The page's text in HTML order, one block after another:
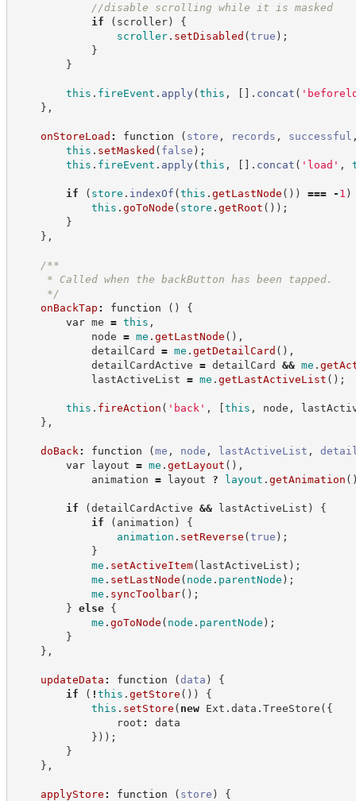
//disable scrolling while it is masked
if
( scroller)
{
scroller. setDisabled (true ) ;
}
}
this . fireEvent . apply (this , [ ] . concat ( '
} ,
onStoreLoad : function ( store , records , successful
this . setMasked ( false ) ;
this . fireEvent . apply (this , [ ] . concat ( ' load ' ,
if ( store . indexOf (this . getLastNode ( ) ) === - 1 )
this . goToNode ( store . getRoot ( ) ) ;
}
} ,
/**
* Called when the backButton has been tapped.
*/
onBackTap : function ( )
{
var me = this ,
node = me . getLastNode ( ) ,
detailCard = me . getDetailCard ( ) ,
detailCardActive = detailCard && me .
lastActiveList = me . getLastActiveList ( ) ;
this . fireAction ( ' back ' , [this , node ,
} ,
doBack : function (me , node , lastActiveList ,
var layout = me . getLayout ( ) ,
animation = layout ? layout . getAnimation (
if (detailCardActive && lastActiveList )
{
if
( animation )
{
animation . setReverse (true ) ;
}
me . setActiveItem( lastActiveList ) ;
me . setLastNode ( node . parentNode ) ;
me . syncToolbar( ) ;
} else
{
me . goToNode ( node . parentNode ) ;
}
} ,
updateData : function (data )
{
if
( ! this . getStore ( ) )
{
this . setStore ( new Ext . data . TreeStore ( {
root :
data
} ) ) ;
}
} ,
applyStore : function ( store )
{